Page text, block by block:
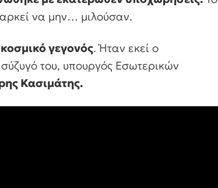
να μην… μιλούσαν.
κοσμικό γεγονός. Ήταν εκεί ο
του, υπουργός Εσωτερικών
Κασιμάτης.